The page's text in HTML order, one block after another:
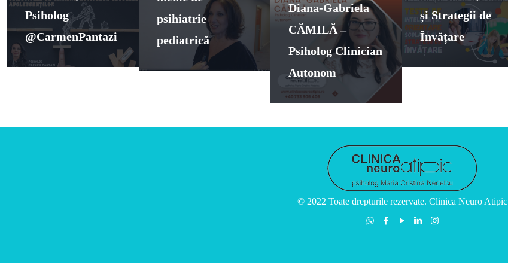
Psiholog
@CarmenPantazi
psihiatrie
pediatrică
Diana-Gabriela
CĂMILĂ –
Psiholog Clinician
Autonom
și Strategii de
Învățare
© 2022 Toate drepturile rezervate. Clinica Neuro Atipic